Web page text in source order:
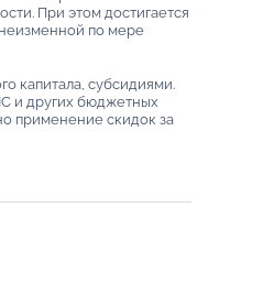
При этом достигается
неизменной по мере
капитала, субсидиями.
и других бюджетных
применение скидок за